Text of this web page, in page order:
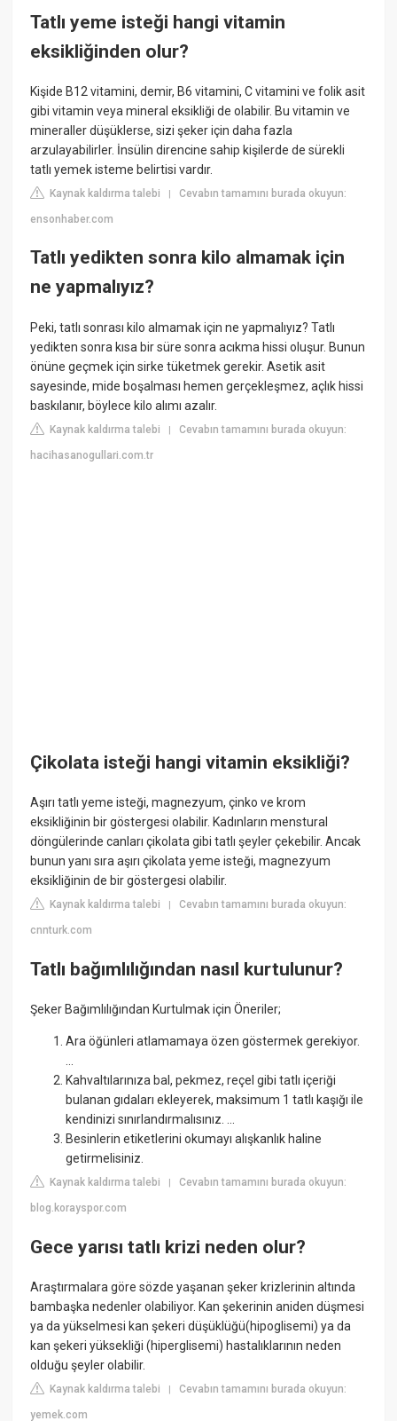
Tatlı yeme isteği hangi vitamin
eksikliğinden olur?
Kişide B12 vitamini, demir, B6 vitamini, C vitamini ve folik asit
gibi vitamin veya mineral eksikliği de olabilir. Bu vitamin ve
mineraller düşüklerse, sizi şeker için daha fazla
arzulayabilirler. İnsülin direncine sahip kişilerde de sürekli
tatlı yemek isteme belirtisi vardır.
Kaynak kaldırma talebi |Cevabın tamamını burada okuyun:
ensonhaber.com
Tatlı yedikten sonra kilo almamak için
ne yapmalıyız?
Peki, tatlı sonrası kilo almamak için ne yapmalıyız? Tatlı
yedikten sonra kısa bir süre sonra acıkma hissi oluşur. Bunun
önüne geçmek için sirke tüketmek gerekir. Asetik asit
sayesinde, mide boşalması hemen gerçekleşmez, açlık hissi
baskılanır, böylece kilo alımı azalır.
Kaynak kaldırma talebi |Cevabın tamamını burada okuyun:
hacihasanogullari.com.tr
Çikolata isteği hangi vitamin eksikliği?
Aşırı tatlı yeme isteği, magnezyum, çinko ve krom
eksikliğinin bir göstergesi olabilir. Kadınların menstural
döngülerinde canları çikolata gibi tatlı şeyler çekebilir. Ancak
bunun yanı sıra aşırı çikolata yeme isteği, magnezyum
eksikliğinin de bir göstergesi olabilir.
Kaynak kaldırma talebi |Cevabın tamamını burada okuyun:
cnnturk.com
Tatlı bağımlılığından nasıl kurtulunur?
Şeker Bağımlılığından Kurtulmak için Öneriler;
Ara öğünleri atlamamaya özen göstermek gerekiyor.
Kahvaltılarınıza bal, pekmez, reçel gibi tatlı içeriği
bulanan gıdaları ekleyerek, maksimum 1 tatlı kaşığı ile
kendinizi sınırlandırmalısınız. ...
Besinlerin etiketlerini okumayı alışkanlık haline
getirmelisiniz.
Kaynak kaldırma talebi |Cevabın tamamını burada okuyun:
blog.korayspor.com
Gece yarısı tatlı krizi neden olur?
Araştırmalara göre sözde yaşanan şeker krizlerinin altında
bambaşka nedenler olabiliyor. Kan şekerinin aniden düşmesi
ya da yükselmesi kan şekeri düşüklüğü(hipoglisemi) ya da
kan şekeri yüksekliği (hiperglisemi) hastalıklarının neden
olduğu şeyler olabilir.
Kaynak kaldırma talebi |Cevabın tamamını burada okuyun:
yemek.com